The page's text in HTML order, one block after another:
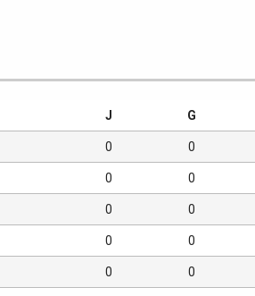
J G
0 0
0 0
0 0
0 0
0 0